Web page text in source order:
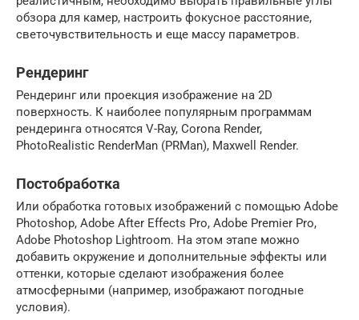
обзора для камер, настроить фокусное расстояние,
светочувствительность и еще массу параметров.
Рендеринг
Рендеринг или проекция изображение на 2D
поверхность. К наиболее популярным программам
рендеринга относятся V-Ray, Corona Render,
PhotoRealistic RenderMan (PRMan), Maxwell Render.
Постобработка
Или обработка готовых изображений с помощью Adobe
Photoshop, Adobe After Effects Pro, Adobe Premier Pro,
Adobe Photoshop Lightroom. На этом этапе можно
добавить окружение и дополнительные эффекты или
оттенки, которые сделают изображения более
атмосферными (например, изображают погодные
условия).